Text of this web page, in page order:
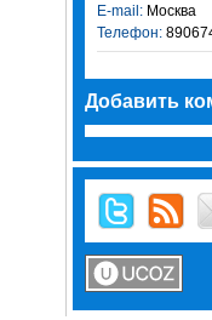
E-mail:Москва
Телефон:
Добавить